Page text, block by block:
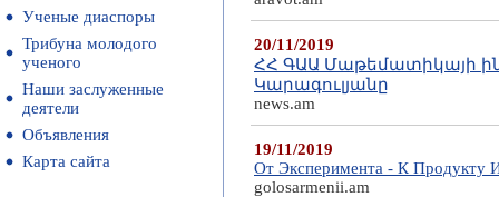
Ученые диаспоры
Трибуна молодого
ученого
Наши заслуженные
деятели
Объявления
Карта сайта
20/11/2019
ՀՀ ԳԱԱ Մաթեմատիկայի
Կարագուլյանը
news.am
19/11/2019
От Эксперимента - К Продукту
golosarmenii.am